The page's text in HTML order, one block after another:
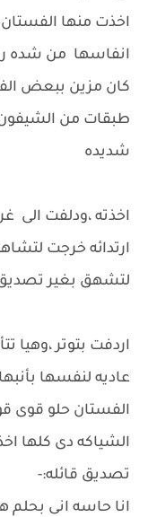
اخذت منها
انفاسها من شده
كان مزين ببعض
طبقات من
شديده
اخذته ،ودلفت الى
ارتدائه خرجت
لتشهق بغير
اردفت بتوتر ،وهيا
عاديه لنفسها
الفستان حلو
الشياكه دى كلها
تصديق قائله:-
انا حاسه انى بحلم